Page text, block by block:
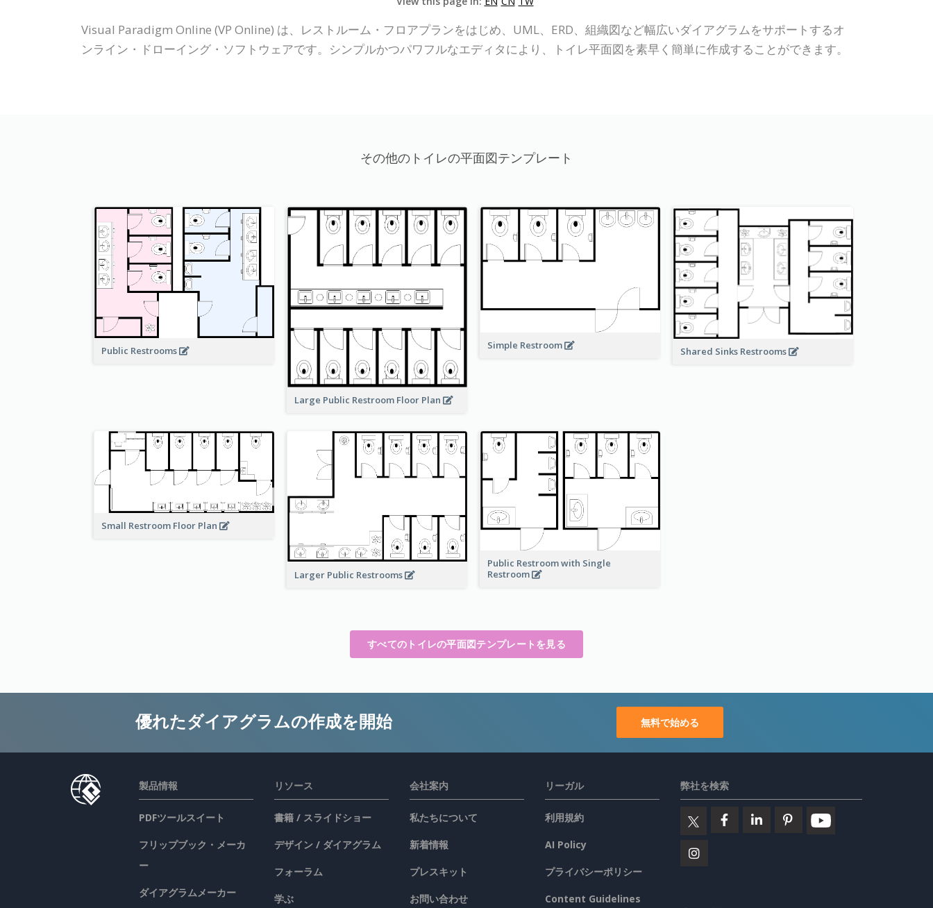
Visual Paradigm Online (VP Online) は、レストルーム・フロアプランをはじめ、UML、ERD、組織図など幅広いダイアグラムをサポートするオ
ンライン・ドローイング・ソフトウェアです。シンプルかつパワフルなエディタにより、トイレ平面図を素早く簡単に作成することができます。
その他のトイレの平面図テンプレート
Public Restrooms
Large Public Restroom Floor Plan
Simple Restroom Shared Sinks Restrooms
Small Restroom Floor Plan
Larger Public Restrooms
Public Restroom with Single
Restroom
すべてのトイレの平面図テンプレートを見る
優れたダイアグラムの作成を開始 無料で始める
製品情報
PDFツールスイート
フリップブック・メーカ
ー
ダイアグラムメーカー
リソース
書籍 / スライドショー
デザイン / ダイアグラム
フォーラム
学ぶ
会社案内
私たちについて
新着情報
プレスキット
お問い合わせ
リーガル
利用規約
AI Policy
プライバシーポリシー
Content Guidelines
弊社を検索